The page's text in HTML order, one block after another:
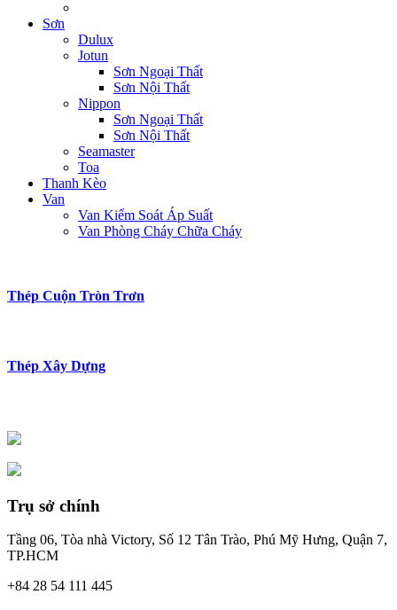
Sơn
Dulux
Jotun
Sơn Ngoại Thất
Sơn Nội Thất
Nippon
Sơn Ngoại Thất
Sơn Nội Thất
Seamaster
Toa
Thanh Kèo
Van
Van Kiểm Soát Áp Suất
Van Phòng Cháy Chữa Cháy
Thép Cuộn Tròn Trơn
Thép Xây Dựng
Trụ sở chính
Tầng 06, Tòa nhà Victory, Số 12 Tân Trào, Phú Mỹ Hưng, Quận 7,
TP.HCM
+84 28 54 111 445